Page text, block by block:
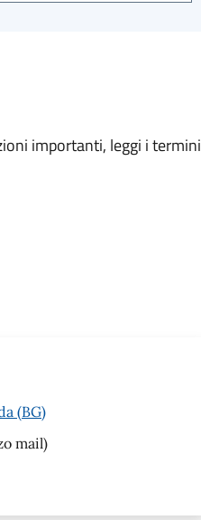
importanti, leggi i termini
(BG)
mail)